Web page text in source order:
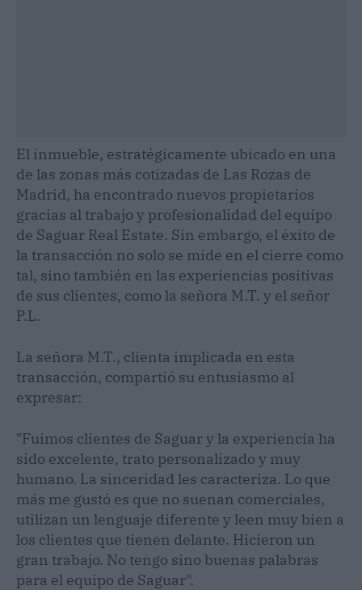
El inmueble, estratégicamente ubicado en una
de las zonas más cotizadas de Las Rozas de
Madrid, ha encontrado nuevos propietarios
gracias al trabajo y profesionalidad del equipo
de Saguar Real Estate. Sin embargo, el éxito de
la transacción no solo se mide en el cierre como
tal, sino también en las experiencias positivas
de sus clientes, como la señora M.T. y el señor
P.L.
La señora M.T., clienta implicada en esta
transacción, compartió su entusiasmo al
expresar:
"Fuimos clientes de Saguar y la experiencia ha
sido excelente, trato personalizado y muy
humano. La sinceridad les caracteriza. Lo que
más me gustó es que no suenan comerciales,
utilizan un lenguaje diferente y leen muy bien a
los clientes que tienen delante. Hicieron un
gran trabajo. No tengo sino buenas palabras
para el equipo de Saguar".